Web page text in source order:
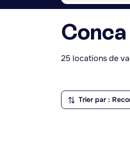
Conca
25 locations de
Trier par :